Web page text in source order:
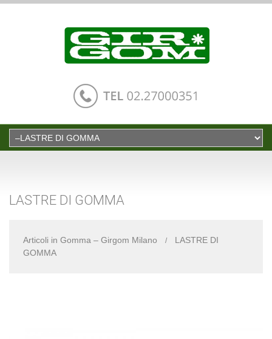
LASTRE DI GOMMA
Articoli in Gomma – Girgom Milano
LASTRE DI
GOMMA